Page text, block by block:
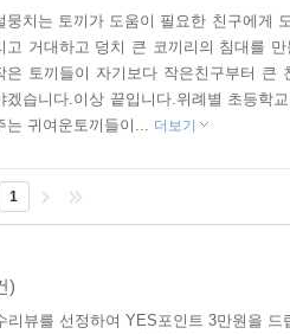
뭉치는 토끼가 도움이 필요한 친구에게
고 거대하고 덩치 큰 코끼리의 침대를
은 토끼들이 자기보다 작은친구부터
겠습니다.이상 끝입니다.위례별 초등학
는 귀여운토끼들이... 더보기
1
)
리뷰를 선정하여 YES포인트 3만원을 드